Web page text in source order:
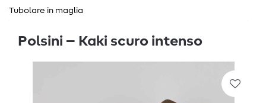
Tubolare in maglia
Polsini – Kaki scuro intenso